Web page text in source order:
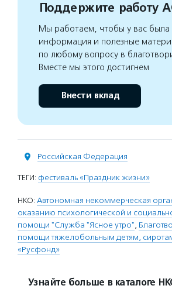
Поддержите работу
Мы работаем, чтобы у вас была
информация и полезные
по любому вопросу в
Вместе мы этого достигнем
Внести вклад
Российская Федерация
ТЕГИ: фестиваль «Праздник жизни»
НКО: Автономная некоммерческая
оказанию психологической и
помощи "Служба "Ясное утро",
помощи тяжелобольным детям,
«Русфонд»
Узнайте больше в каталоге